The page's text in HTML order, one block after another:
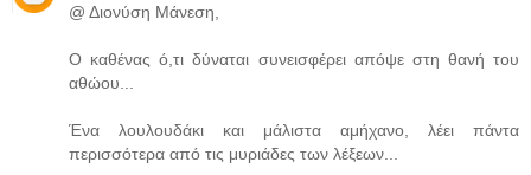
@ Διονύση Μάνεση,
Ο καθένας ό,τι δύναται συνεισφέρει απόψε στη θανή του
αθώου...
Ένα λουλουδάκι και μάλιστα αμήχανο, λέει πάντα
περισσότερα από τις μυριάδες των λέξεων...